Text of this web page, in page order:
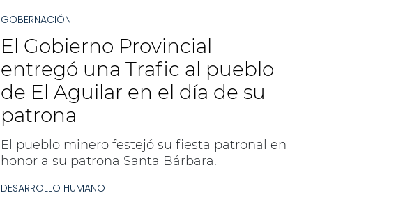
recientemente la Coordinadora de Derechos
Culturales de la Secretaría de Cultura, Aylen
López, participó de las fiestas patronales de
las localidades La Mendieta, El Piquete, Yuto
y La Esperanza.
GOBERNACIÓN
El Gobierno Provincial
entregó una Trafic al pueblo
de El Aguilar en el día de su
patrona
El pueblo minero festejó su fiesta patronal en
honor a su patrona Santa Bárbara.
DESARROLLO HUMANO